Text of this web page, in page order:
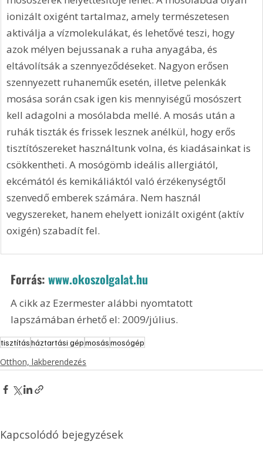
ionizált oxigént tartalmaz, amely természetesen
aktiválja a vízmolekulákat, és lehetővé teszi, hogy
azok mélyen bejussanak a ruha anyagába, és
eltávolítsák a szennyeződéseket. Nagyon erősen
szennyezett ruhaneműk esetén, illetve pelenkák
mosása során csak igen kis mennyiségű mosószert
kell adagolni a mosólabda mellé. A mosás után a
ruhák tiszták és frissek lesznek anélkül, hogy erős
tisztítószereket használtunk volna, és kiadásainkat is
csökkentheti. A mosógömb ideális allergiától,
ekcémától és kemikáliáktól való érzékenységtől
szenvedő emberek számára. Nem használ
vegyszereket, hanem ehelyett ionizált oxigént (aktív
oxigén) szabadít fel.
Forrás: www.okoszolgalat.hu
A cikk az Ezermester alábbi nyomtatott
lapszámában érhető el: 2009/július.
tisztításháztartási gépmosásmosógép
Otthon, lakberendezés
Kapcsolódó bejegyzések